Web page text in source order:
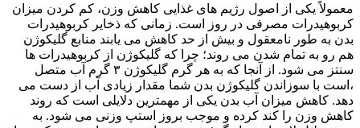
معمولاً یکی از اصول رژیم های غذایی کاهش وزن، کم کردن میزان
کربوهیدرات مصرفی در روز است. زمانی که ذخایر کربوهیدرات
بدن به طور نامعقول و بیش از حد کاهش می یابند منابع گلیکوژن
هم رو به تمام شدن می روند؛ چرا که گلیکوژن از کربوهیدرات ها
سنتز می شود. از آنجا که به هر گرم گلیکوژن ۳ گرم آب متصل
،است با سوزاندن گلیکوژن بدن شما مقدار زیادی آب از دست می
دهد. کاهش میزان آب بدن یکی از مهمترین دلایلی است که روند
کاهش وزن را کند کرده و موجب بروز استپ وزنی می شود. به